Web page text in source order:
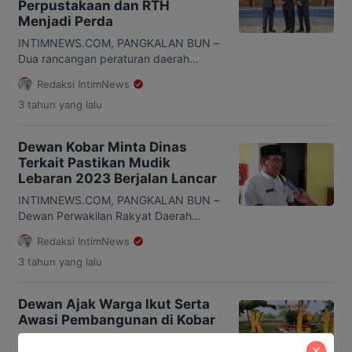
serta Keputusan DPRD dan dilakukan
penandatanganan persetujuan
bersama. Rapat dipimpin langsung […]
Perpustakaan dan RTH
Menjadi Perda
INTIMNEWS.COM, PANGKALAN BUN –
Dua rancangan peraturan daerah
(Raperda) yang diajukan Pemkab
Kotawaringin Barat (Kobar), disetujui
DPRD dan ditetapkan menjadi
(Raperda) yang diajukan Pemkab
Kotawaringin Barat (Kobar), telah
selesai dibahas dan ditetapkan menjadi
Perda. Ditetapkannya dua Raperda
menjadi Perda tersebut diputuskan
dalam rapat paripurna ke-6 masa […]
Redaksi IntimNews
3 tahun yang lalu
Dewan Kobar Minta Dinas
Terkait Pastikan Mudik
Lebaran 2023 Berjalan Lancar
INTIMNEWS.COM, PANGKALAN BUN –
Dewan Perwakilan Rakyat Daerah
(DPRD) Kabupaten Kotawaringin Barat
(Kobar), meminta kepada instansi
terkait untuk dapat mengantisipasi
Wakil Ketua II DPRD Kobar Bambang
Suherman, karena menurutnya
Redaksi IntimNews
3 tahun yang lalu
Dewan Ajak Warga Ikut Serta
Awasi Pembangunan di Kobar